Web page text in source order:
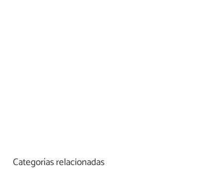
Categorías relacionadas